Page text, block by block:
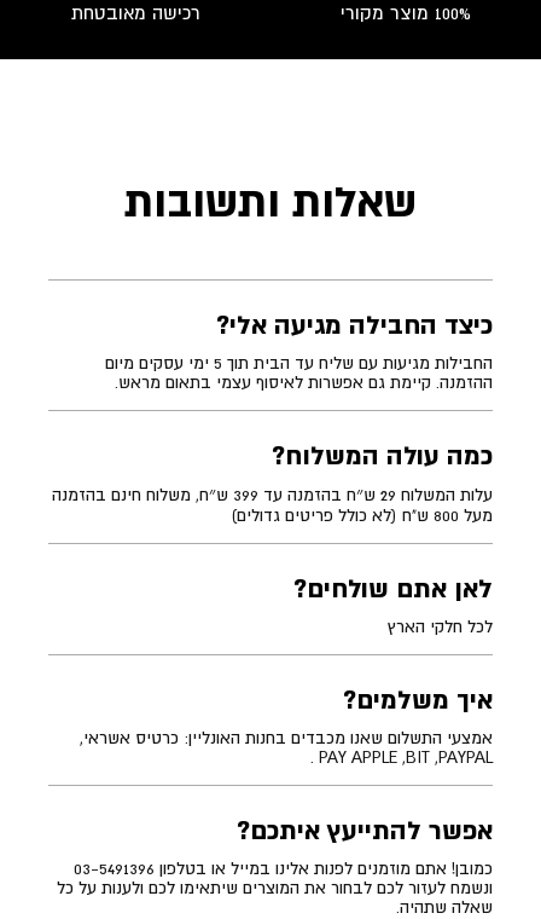
100% מוצר מקורי רכישה מאובטחת
שאלות ותשובות
כיצד החבילה מגיעה אלי?
החבילות מגיעות עם שליח עד הבית תוך 5 ימי עסקים מיום
ההזמנה. קיימת גם אפשרות לאיסוף עצמי בתאום מראש.
כמה עולה המשלוח?
עלות המשלוח 29 ש״ח בהזמנה עד 399 ש״ח, משלוח חינם בהזמנה
מעל 800 ש"ח (לא כולל פריטים גדולים)
לאן אתם שולחים?
לכל חלקי הארץ
איך משלמים?
אמצעי התשלום שאנו מכבדים בחנות האונליין: כרטיס אשראי,
PAY APPLE ,BIT ,PAYPAL .
אפשר להתייעץ איתכם?
כמובן! אתם מוזמנים לפנות אלינו במייל או בטלפון 03-5491396
ונשמח לעזור לכם לבחור את המוצרים שיתאימו לכם ולענות על כל
שאלה שתהיה.